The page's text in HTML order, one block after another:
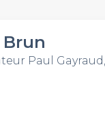
Brun
Paul